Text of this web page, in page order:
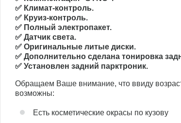
✅ Климат-контроль.
✅ Круиз-контроль.
✅ Полный электропакет.
✅ Датчик света.
✅ Оригинальные литые диски.
✅ Дополнительно сделана тонировка
✅ Установлен задний парктроник.
Обращаем Ваше внимание, что ввиду
возможны:
Есть косметические окрасы по кузову